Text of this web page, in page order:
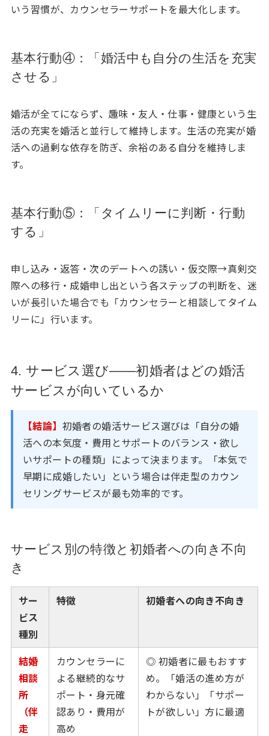
いう習慣が、カウンセラーサポートを最大化します。
基本行動④：「婚活中も自分の生活を充実
させる」
婚活が全てにならず、趣味・友人・仕事・健康という生
活の充実を婚活と並行して維持します。生活の充実が婚
活への過剰な依存を防ぎ、余裕のある自分を維持しま
す。
基本行動⑤：「タイムリーに判断・行動
する」
申し込み・返答・次のデートへの誘い・仮交際→真剣交
際への移行・成婚申し出という各ステップの判断を、迷
いが長引いた場合でも「カウンセラーと相談してタイム
リーに」行います。
4. サービス選び——初婚者はどの婚活
サービスが向いているか
【結論】 初婚者の婚活サービス選びは「自分の婚
活への本気度・費用とサポートのバランス・欲し
いサポートの種類」によって決まります。「本気で
早期に成婚したい」という場合は伴走型のカウン
セリングサービスが最も効率的です。
サービス別の特徴と初婚者への向き不向
き
サー
ビス
種別
特徴 初婚者への向き不向き
結婚
相談
所
（伴
走
カウンセラーに
よる継続的なサ
ポート・身元確
認あり・費用が
高め
◎ 初婚者に最もおすす
め。「婚活の進め方が
わからない」「サポー
トが欲しい」方に最適